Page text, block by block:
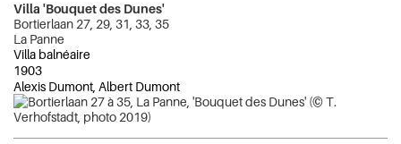
Villa 'Bouquet des Dunes'
Bortierlaan 27, 29, 31, 33, 35
La Panne
Villa balnéaire
1903
Alexis Dumont, Albert Dumont